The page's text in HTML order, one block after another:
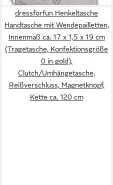
dressforfun Henkeltasche
Handtasche mit Wendepailletten,
Innenmaß ca. 17 x 1,5 x 19 cm
(Tragetasche, Konfektionsgröße
0 in gold),
Clutch/Umhängetasche,
Reißverschluss, Magnetknopf,
Kette ca. 120 cm